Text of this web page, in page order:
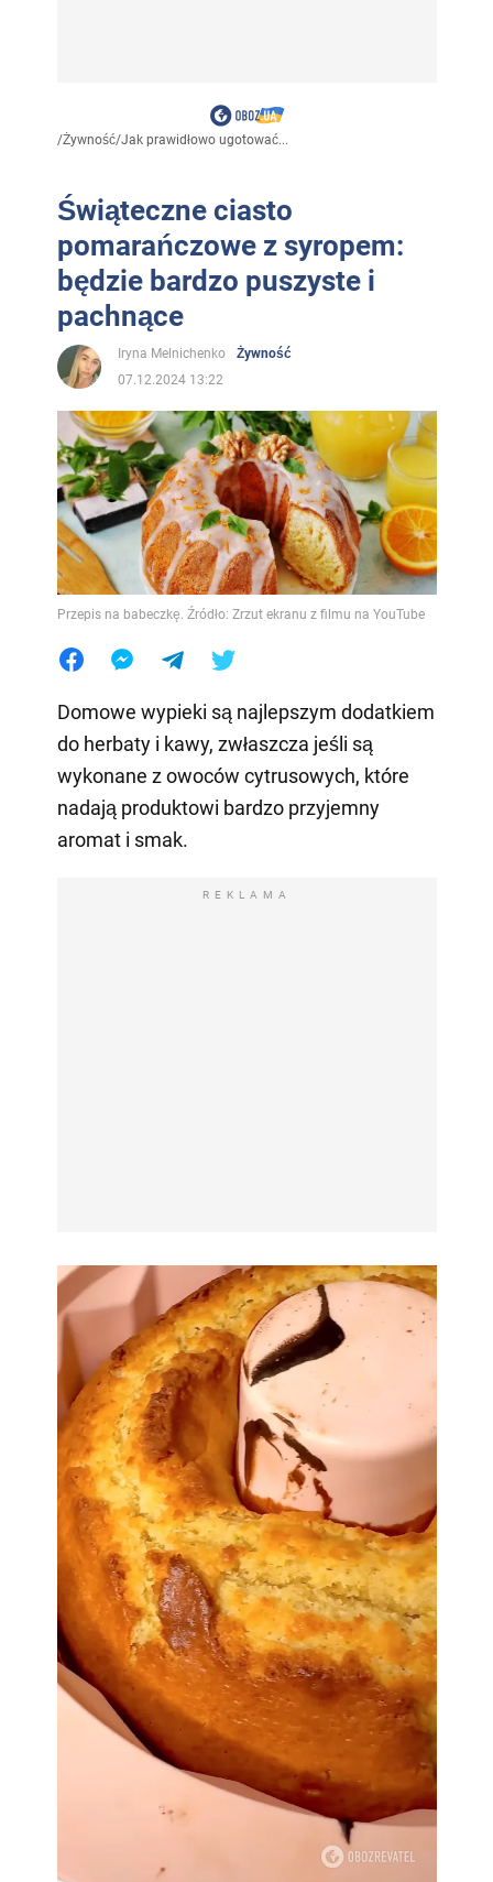
/Żywność/Jak prawidłowo ugotować...
Świąteczne ciasto
pomarańczowe z syropem:
będzie bardzo puszyste i
pachnące
Iryna Melnichenko
Żywność
07.12.2024 13:22
Przepis na babeczkę. Źródło: Zrzut ekranu z filmu na YouTube
Domowe wypieki są najlepszym dodatkiem
do herbaty i kawy, zwłaszcza jeśli są
wykonane z owoców cytrusowych, które
nadają produktowi bardzo przyjemny
aromat i smak.
REKLAMA